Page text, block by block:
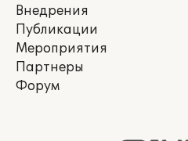
Внедрения
Публикации
Мероприятия
Партнеры
Форум